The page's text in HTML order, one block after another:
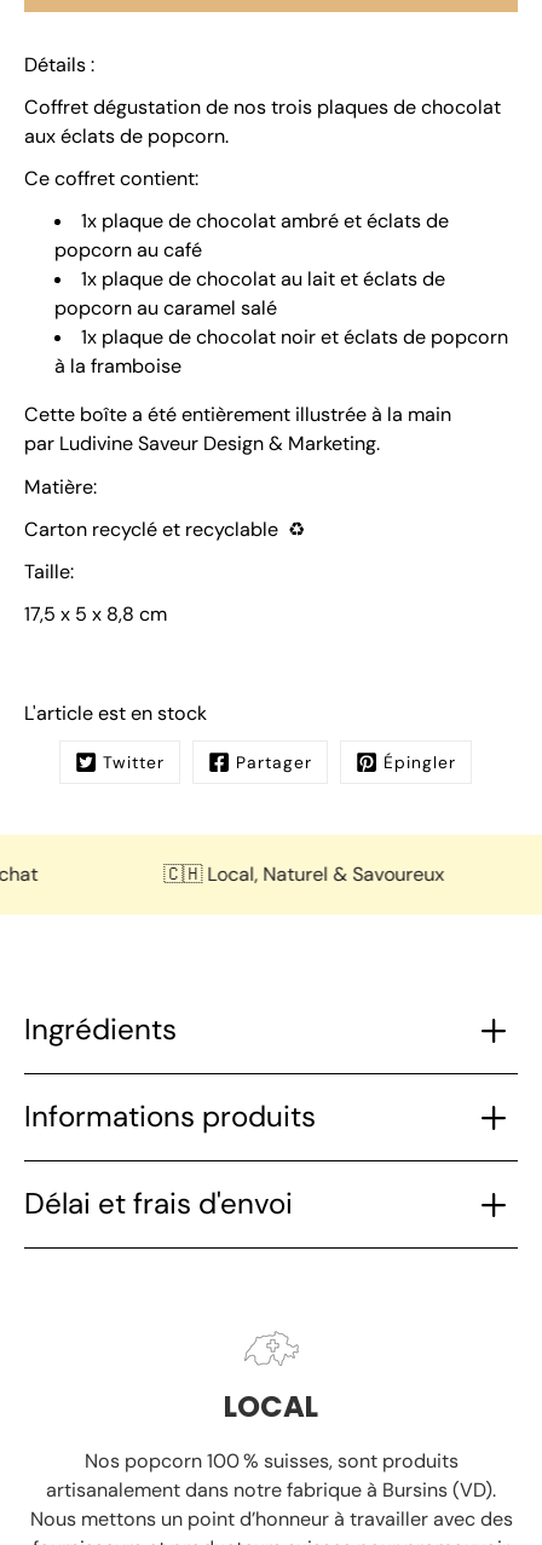
Détails :
Coffret dégustation de nos trois plaques de chocolat
aux éclats de popcorn.
Ce coffret contient:
1x plaque de chocolat ambré et éclats de
popcorn au café
1x plaque de chocolat au lait et éclats de
popcorn au caramel salé
1x plaque de chocolat noir et éclats de popcorn
à la framboise
Cette boîte a été entièrement illustrée à la main
par Ludivine Saveur Design & Marketing.
Matière:
Carton recyclé et recyclable ♻️
Taille:
17,5 x 5 x 8,8 cm
L'article est en stock
Twitter Partager Épingler
🇨🇭 Local, Naturel & Savoureux
Ingrédients
Informations produits
Délai et frais d'envoi
LOCAL
Nos popcorn 100 % suisses, sont produits
artisanalementdans notre fabrique à Bursins (VD).
Nous mettons un point d’honneur à travailler avec des